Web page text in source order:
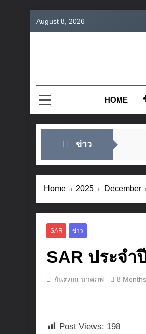
August 8, 2026
HOME
ข่าว
Home 2025 December
SAR ข่าว
SAR ประจำ
กันตภณ นาคภพ 8
Post Views: 198